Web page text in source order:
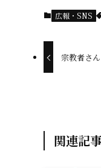
広報・SNS
宗教者さ
関連記